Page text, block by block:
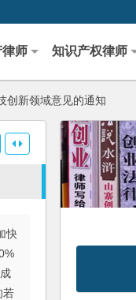
律师 知识产权律师
创新领域意见的通知
快
若